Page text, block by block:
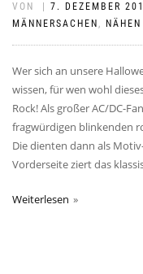
VON 7. DEZEMBER
MÄNNERSACHEN , NÄHEN
Wer sich an unsere
wissen, für wen wohl
Rock! Als großer AC/DC-
fragwürdigen blinkenden
Die dienten dann als
Vorderseite ziert das
Weiterlesen